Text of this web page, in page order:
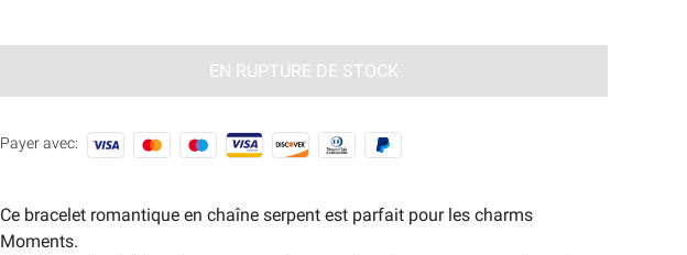
EN RUPTURE DE STOCK
Payer avec:
Ce bracelet romantique en chaîne serpent est parfait pour les charms
Moments.